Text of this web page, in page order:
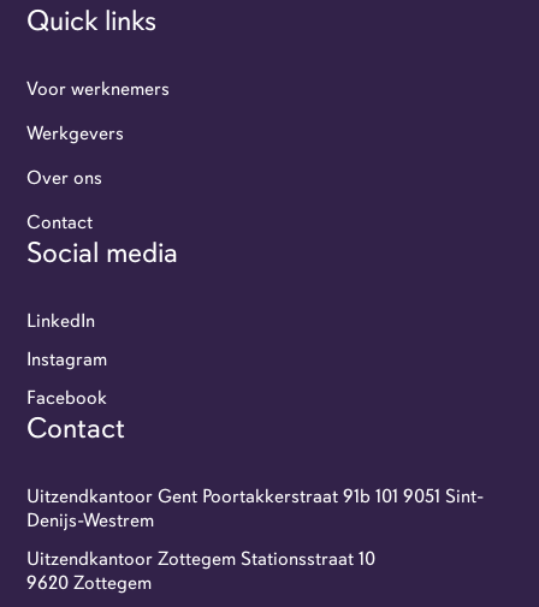
Werkgevers
Flexi-jobbers
Over ons
Contact
GoFlexi portaal
Flexi-jobs
Quick links
Voor werknemers
Werkgevers
Over ons
Contact
Social media
LinkedIn
Instagram
Facebook
Contact
Uitzendkantoor Gent Poortakkerstraat 91b 101 9051 Sint-
Denijs-Westrem
Uitzendkantoor Zottegem Stationsstraat 10
9620 Zottegem